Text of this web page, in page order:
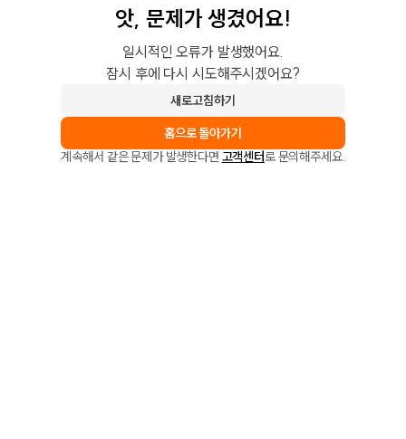
앗, 문제가 생겼어요!
일시적인 오류가 발생했어요.
잠시 후에 다시 시도해주시겠어요?
새로고침하기
홈으로 돌아가기
계속해서 같은 문제가 발생한다면 고객센터로 문의해주세요.